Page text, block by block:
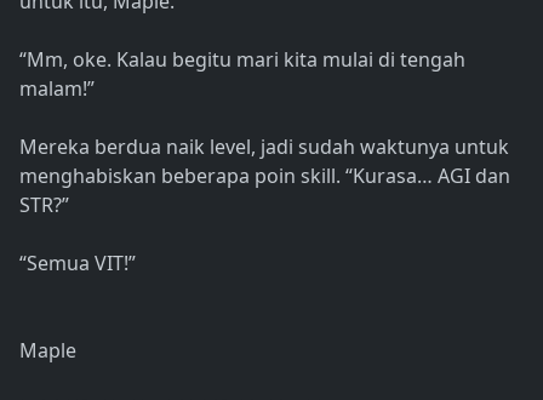
“Mm, oke. Kalau begitu mari kita mulai di tengah
malam!”
Mereka berdua naik level, jadi sudah waktunya untuk
menghabiskan beberapa poin skill. “Kurasa… AGI dan
STR?”
“Semua VIT!”
Maple